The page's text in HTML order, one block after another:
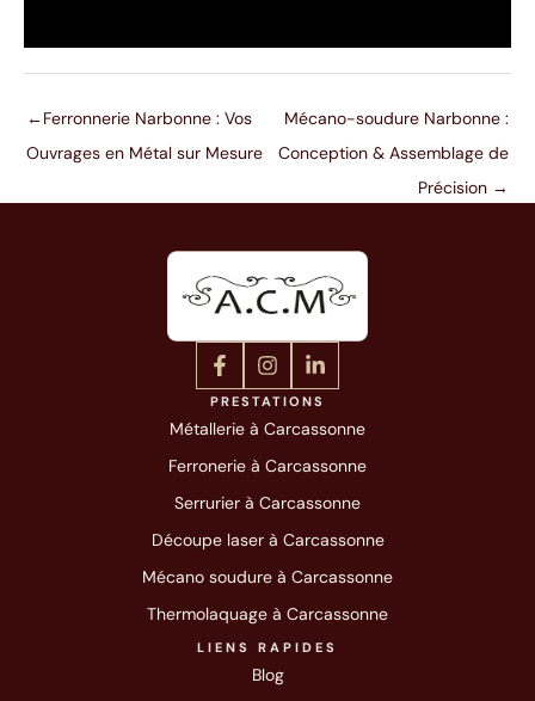
←Ferronnerie Narbonne : Vos
Ouvrages en Métal sur Mesure
Mécano-soudure Narbonne :
Conception & Assemblage de
Précision →
PRESTATIONS
Métallerie à Carcassonne
Ferronerie à Carcassonne
Serrurier à Carcassonne
Découpe laser à Carcassonne
Mécano soudure à Carcassonne
Thermolaquage à Carcassonne
LIENS RAPIDES
Blog